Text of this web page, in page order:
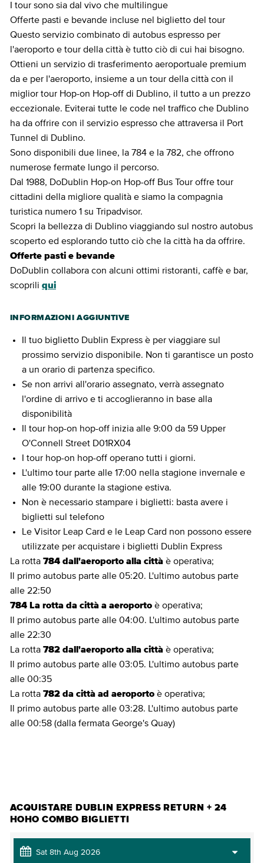
I tour sono sia dal vivo che multilingue
Offerte pasti e bevande incluse nel biglietto del tour
Questo servizio combinato di autobus espresso per
l'aeroporto e tour della città è tutto ciò di cui hai bisogno.
Ottieni un servizio di trasferimento aeroportuale premium
da e per l'aeroporto, insieme a un tour della città con il
miglior tour Hop-on Hop-off di Dublino, il tutto a un prezzo
eccezionale. Eviterai tutte le code nel traffico che Dublino
ha da offrire con il servizio espresso che attraversa il Port
Tunnel di Dublino.
Sono disponibili due linee, la 784 e la 782, che offrono
numerose fermate lungo il percorso.
Dal 1988, DoDublin Hop-on Hop-off Bus Tour offre tour
cittadini della migliore qualità e siamo la compagnia
turistica numero 1 su Tripadvisor.
Scopri la bellezza di Dublino viaggiando sul nostro autobus
scoperto ed esplorando tutto ciò che la città ha da offrire.
Offerte pasti e bevande
DoDublin collabora con alcuni ottimi ristoranti, caffè e bar,
scoprili qui
INFORMAZIONI AGGIUNTIVE
Il tuo biglietto Dublin Express è per viaggiare sul
prossimo servizio disponibile. Non ti garantisce un posto
a un orario di partenza specifico.
Se non arrivi all'orario assegnato, verrà assegnato
l'ordine di arrivo e ti accoglieranno in base alla
disponibilità
Il tour hop-on hop-off inizia alle 9:00 da 59 Upper
O'Connell Street D01RX04
I tour hop-on hop-off operano tutti i giorni.
L'ultimo tour parte alle 17:00 nella stagione invernale e
alle 19:00 durante la stagione estiva.
Non è necessario stampare i biglietti: basta avere i
biglietti sul telefono
Le Visitor Leap Card e le Leap Card non possono essere
utilizzate per acquistare i biglietti Dublin Express
La rotta 784 dall'aeroporto alla città è operativa;
Il primo autobus parte alle 05:20. L'ultimo autobus parte
alle 22:50
784 La rotta da città a aeroporto è operativa;
Il primo autobus parte alle 04:00. L'ultimo autobus parte
alle 22:30
La rotta 782 dall'aeroporto alla città è operativa;
Il primo autobus parte alle 03:05. L'ultimo autobus parte
alle 00:35
La rotta 782 da città ad aeroporto è operativa;
Il primo autobus parte alle 03:28. L'ultimo autobus parte
alle 00:58 (dalla fermata George's Quay)
ACQUISTARE DUBLIN EXPRESS RETURN + 24
HOHO COMBO BIGLIETTI